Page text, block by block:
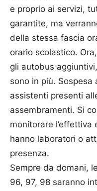
e proprio ai servizi,
garantite, ma
della stessa fascia
orario scolastico.
gli autobus
sono in più. Sospesa
assistenti presenti
assembramenti. Si
monitorare
hanno laboratori o
presenza.
Sempre da domani,
96, 97, 98 saranno